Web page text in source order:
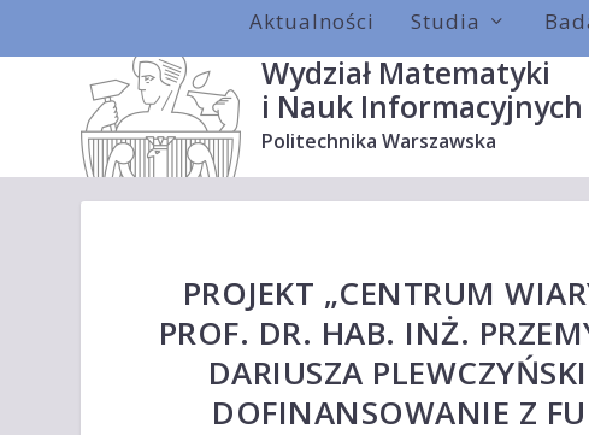
Aktualności Studia
Wydział Matematyki
i Nauk Informacyjnych
Politechnika Warszawska
PROJEKT „CENTRUM
PROF. DR. HAB. INŻ.
DARIUSZA
DOFINANSOWANIE Z